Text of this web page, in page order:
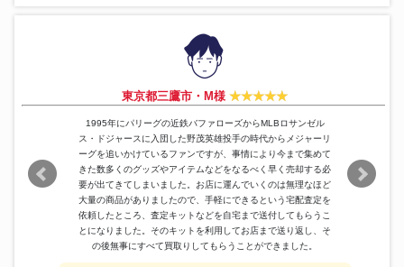
東京都三鷹市・M様
1995年にパリーグの近鉄バファローズからMLBロサンゼル
ス・ドジャースに入団した野茂英雄投手の時代からメジャーリ
ーグを追いかけているファンですが、事情により今まで集めて
きた数多くのグッズやアイテムなどをなるべく早く売却する必
要が出てきてしまいました。お店に運んでいくのは無理なほど
大量の商品がありましたので、手軽にできるという宅配査定を
依頼したところ、査定キットなどを自宅まで送付してもらうこ
とになりました。そのキットを利用してお店まで送り返し、そ
の後無事にすべて買取りしてもらうことができました。